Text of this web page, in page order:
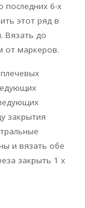
последних 6-х
этот ряд в
Вязать до
от маркеров.
закрытия
и вязать обе
закрыть 1 х